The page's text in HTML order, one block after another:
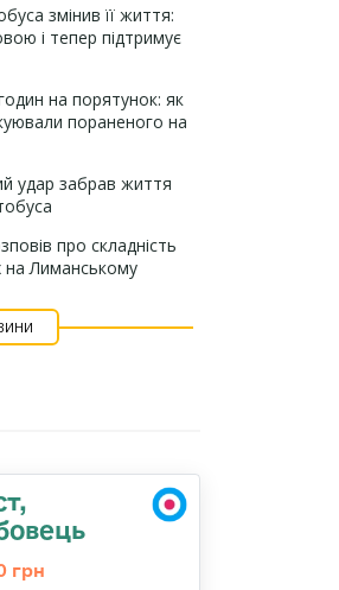
змінив її життя:
і тепер підтримує
на порятунок: як
пораненого на
удар забрав життя
про складність
на Лиманському
грн